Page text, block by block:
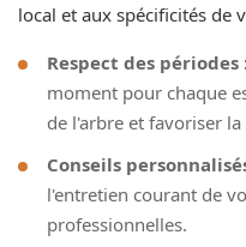
local et aux spécificités de
Respect des périodes
moment pour chaque
de l'arbre et favoriser
Conseils
l'entretien courant de
professionnelles.